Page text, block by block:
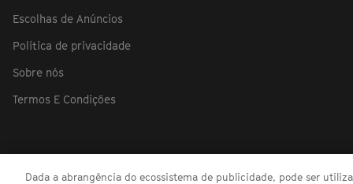
Escolhas de Anúncios
Política de privacidade
Sobre nós
Termos E Condições
Dada a abrangência do ecossistema de publicidade, pode ser